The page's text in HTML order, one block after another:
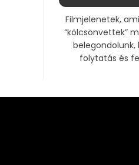
Filmjelenetek,
“kölcsönvettek”
folytatás és